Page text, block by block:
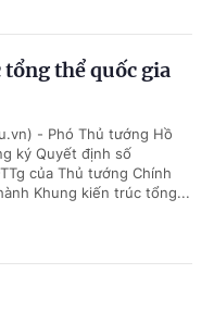
thể quốc gia
- Phó Thủ tướng Hồ
ký Quyết định số
của Thủ tướng Chính
Khung kiến trúc tổng...